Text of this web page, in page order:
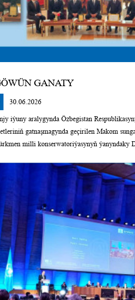
GANATY
30.06.2026
iýuny aralygynda Özbegistan
gatnaşmagynda geçirilen Makom
milli konserwatoriýasynyň ýanyndaky
türkmen sungatynyň Berkarar döwletiň
Arkadagymyzyň, Hormatly Prezidentimiziň taýsyz
ýaýylýandygynyň aýdyň subutnamasy boldy. Halkara aýdym-
bäsleşikler we ylmy maslahat dünýäniň
we medeniýet işgärlerini bir ýere
Täjigistan, Gruziýa, Mongoliýa,
ussat aýdymçylar, bagşy-
Çärede halkara derejeli, tanymal we abraýly
ukybyna, ýerine ýetiriş ussatlygyna adalatly
Bäsleşik örän ýokary guramaçylykly,
açyp görkezmäge giň mümkinçilik